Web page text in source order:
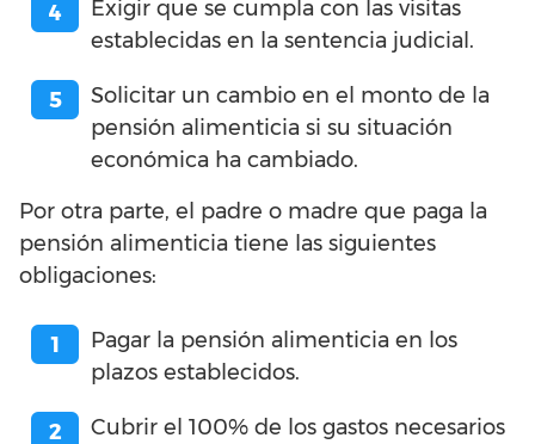
Exigir que se cumpla con las visitas
establecidas en la sentencia judicial.
Solicitar un cambio en el monto de la
pensión alimenticia si su situación
económica ha cambiado.
Por otra parte, el padre o madre que paga la
pensión alimenticia tiene las siguientes
obligaciones:
Pagar la pensión alimenticia en los
plazos establecidos.
Cubrir el 100% de los gastos necesarios